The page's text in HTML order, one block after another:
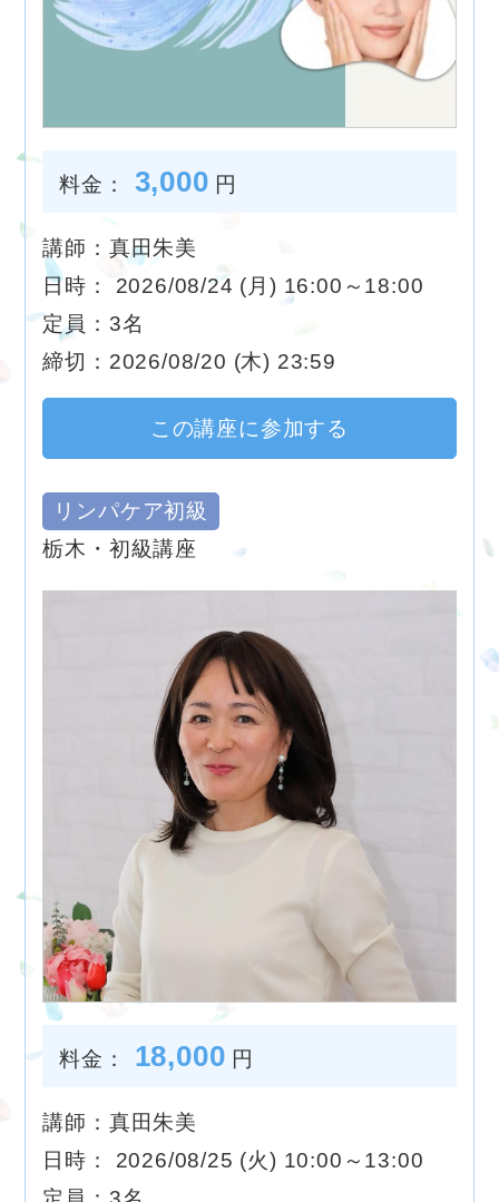
料金： 3,000 円
講師：真田朱美
日時： 2026/08/24 (月) 16:00～18:00
定員：3名
締切：2026/08/20 (木) 23:59
この講座に参加する
リンパケア初級
栃木・初級講座
料金： 18,000 円
講師：真田朱美
日時： 2026/08/25 (火) 10:00～13:00